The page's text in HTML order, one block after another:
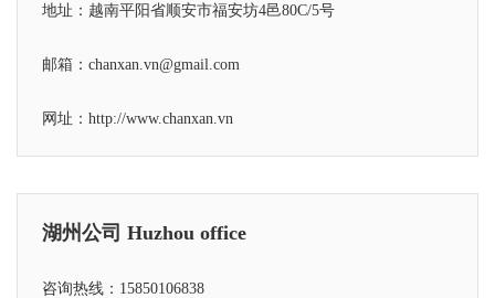
地址：越南平阳省顺安市福安坊4邑80C/5号
邮箱：chanxan.vn@gmail.com
网址：http://www.chanxan.vn
湖州公司 Huzhou office
咨询热线：15850106838